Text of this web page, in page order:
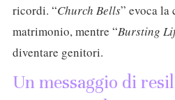
ricordi. “Church Bells” evoca la
matrimonio, mentre “Bursting
diventare genitori.
Un messaggio di